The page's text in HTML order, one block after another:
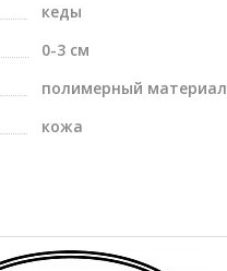
кеды
0-3 см
полимерный материал
кожа